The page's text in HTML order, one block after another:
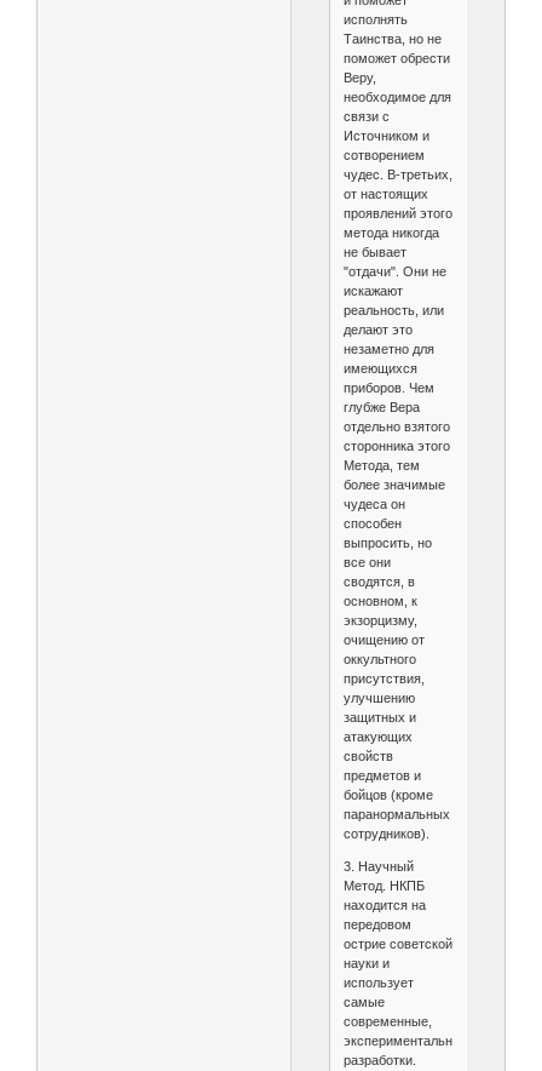
исполнять
Таинства, но не
поможет обрести
Веру,
необходимое для
связи с
Источником и
сотворением
чудес. В-третьих,
от настоящих
проявлений этого
метода никогда
не бывает
"отдачи". Они не
искажают
реальность, или
делают это
незаметно для
имеющихся
приборов. Чем
глубже Вера
отдельно взятого
сторонника этого
Метода, тем
более значимые
чудеса он
способен
выпросить, но
все они
сводятся, в
основном, к
экзорцизму,
очищению от
оккультного
присутствия,
улучшению
защитных и
атакующих
свойств
предметов и
бойцов (кроме
паранормальных
сотрудников).
3. Научный
Метод. НКПБ
находится на
передовом
острие советской
науки и
использует
самые
современные,
экспериментальные
разработки.